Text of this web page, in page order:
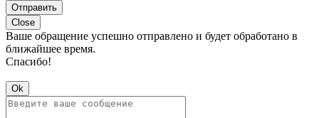
Отправить
Close
Ваше обращение успешно отправлено и будет обработано в
ближайшее время.
Спасибо!
Ok